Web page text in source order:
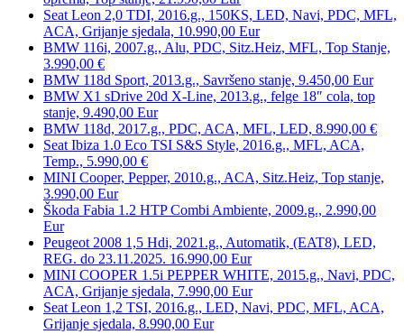
Seat Leon 2,0 TDI, 2016.g., 150KS, LED, Navi, PDC, MFL,
ACA, Grijanje sjedala, 10.990,00 Eur
BMW 116i, 2007.g., Alu, PDC, Sitz.Heiz, MFL, Top Stanje,
3.990,00 €
BMW 118d Sport, 2013.g., Savršeno stanje, 9.450,00 Eur
BMW X1 sDrive 20d X-Line, 2013.g., felge 18″ cola, top
stanje, 9.490,00 Eur
BMW 118d, 2017.g., PDC, ACA, MFL, LED, 8.990,00 €
Seat Ibiza 1.0 Eco TSI S&S Style, 2016.g., MFL, ACA,
Temp., 5.990,00 €
MINI Cooper, Pepper, 2010.g., ACA, Sitz.Heiz, Top stanje,
3.990,00 Eur
Škoda Fabia 1.2 HTP Combi Ambiente, 2009.g., 2.990,00
Eur
Peugeot 2008 1,5 Hdi, 2021.g., Automatik, (EAT8), LED,
REG. do 23.11.2025. 16.990,00 Eur
MINI COOPER 1.5i PEPPER WHITE, 2015.g., Navi, PDC,
ACA, Grijanje sjedala, 7.990,00 Eur
Seat Leon 1,2 TSI, 2016.g., LED, Navi, PDC, MFL, ACA,
Grijanje sjedala, 8.990,00 Eur